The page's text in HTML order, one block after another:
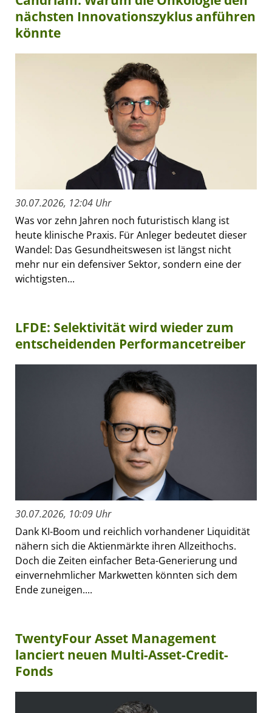
nächsten Innovationszyklus anführen
könnte
30.07.2026, 12:04 Uhr
Was vor zehn Jahren noch futuristisch klang ist
heute klinische Praxis. Für Anleger bedeutet dieser
Wandel: Das Gesundheitswesen ist längst nicht
mehr nur ein defensiver Sektor, sondern eine der
wichtigsten...
LFDE: Selektivität wird wieder zum
entscheidenden Performancetreiber
30.07.2026, 10:09 Uhr
Dank KI-Boom und reichlich vorhandener Liquidität
nähern sich die Aktienmärkte ihren Allzeithochs.
Doch die Zeiten einfacher Beta-Generierung und
einvernehmlicher Markwetten könnten sich dem
Ende zuneigen....
TwentyFour Asset Management
lanciert neuen Multi-Asset-Credit-
Fonds